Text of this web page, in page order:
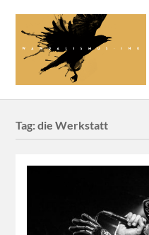
Tag:die Werkstatt